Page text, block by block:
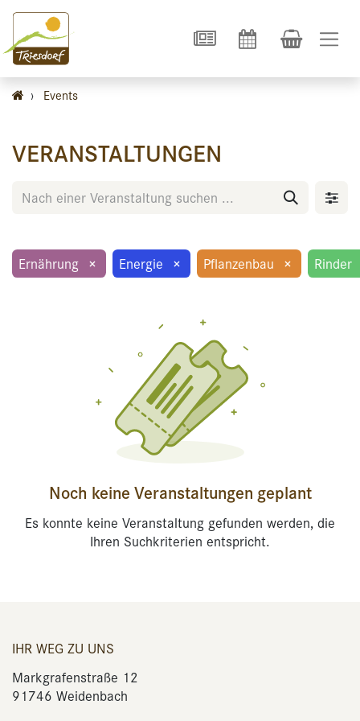
› Events
VERANSTALTUNGEN
Ernährung × Energie × Pflanzenbau × Rinder
Noch keine Veranstaltungen geplant
Es konnte keine Veranstaltung gefunden werden, die
Ihren Suchkriterien entspricht.
IHR WEG ZU UNS
Markgrafenstraße 12
91746 Weidenbach